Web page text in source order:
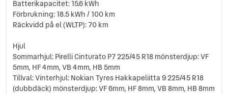
Batterikapacitet: 15.6 kWh
Förbrukning: 18.5 kWh / 100 km
Räckvidd på el (WLTP): 70 km
Hjul
Sommarhjul: Pirelli Cinturato P7 225/45 R18 mönsterdjup: VF
5mm, HF 4mm, VB 4mm, HB 5mm
Tillval: Vinterhjul: Nokian Tyres Hakkapeliitta 9 225/45 R18
(dubbdäck) mönsterdjup: VF 6mm, HF 8mm, VB 8mm, HB 8mm